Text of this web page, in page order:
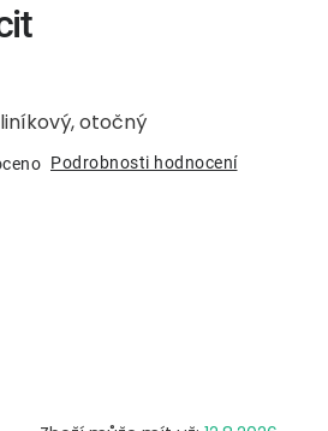
otočný
Podrobnosti hodnocení